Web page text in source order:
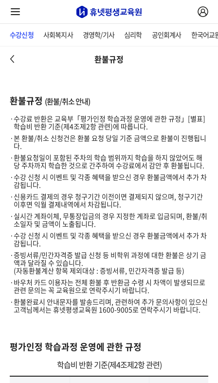
수강신청 사회복지사 경영학/기사 심리학 공인회계사 한국어교
환불규정
환불규정 (환불/취소 안내)
수강료 반환은 교육부「평가인정 학습과정 운영에 관한 규정」[별표]
학습비 반환 기준(제4조제2항 관련)에 따릅니다.
본 환불/취소 신청건은 환불 요청 당일 기준 금액으로 환불이 진행됩니
다.
환불요청일이 포함된 주차의 학습 범위까지 학습을 하지 않았어도 해
당 주차까지 학습한 것으로 간주하여 수강료에서 감안 후 환불됩니다.
수강 신청 시 이벤트 및 각종 혜택을 받으신 경우 환불금액에서 추가 차
감됩니다.
신용카드 결제의 경우 청구기간 이전이면 결제되지 않으며, 청구기간
이후면 익월 결제내역에서 차감됩니다.
실시간 계좌이체, 무통장입금의 경우 지정한 계좌로 입금되며, 환불/취
소일자 및 금액이 노출됩니다.
수강 신청 시 이벤트 및 각종 혜택을 받으신 경우 환불금액에서 추가 차
감됩니다.
증빙서류/민간자격증 발급 신청 등 비학위 과정에 대한 환불은 상기 금
액과 달라질 수 있습니다.
(자동환불계산 항목 제외대상 : 증빙서류, 민간자격증 발급 등)
바우처 카드 이용자는 전체 환불 후 반환금 수령 시 차액이 발생되므로
관련 문의는 꼭 교육원으로 연락주시기 바랍니다.
환불완료시 안내문자를 발송드리며, 관련하여 추가 문의사항이 있으신
고객님께서는 휴넷평생교육원 1600-9005로 연락주시기 바랍니다.
평가인정 학습과정 운영에 관한 규정
학습비 반환 기준(제4조제2항 관련)